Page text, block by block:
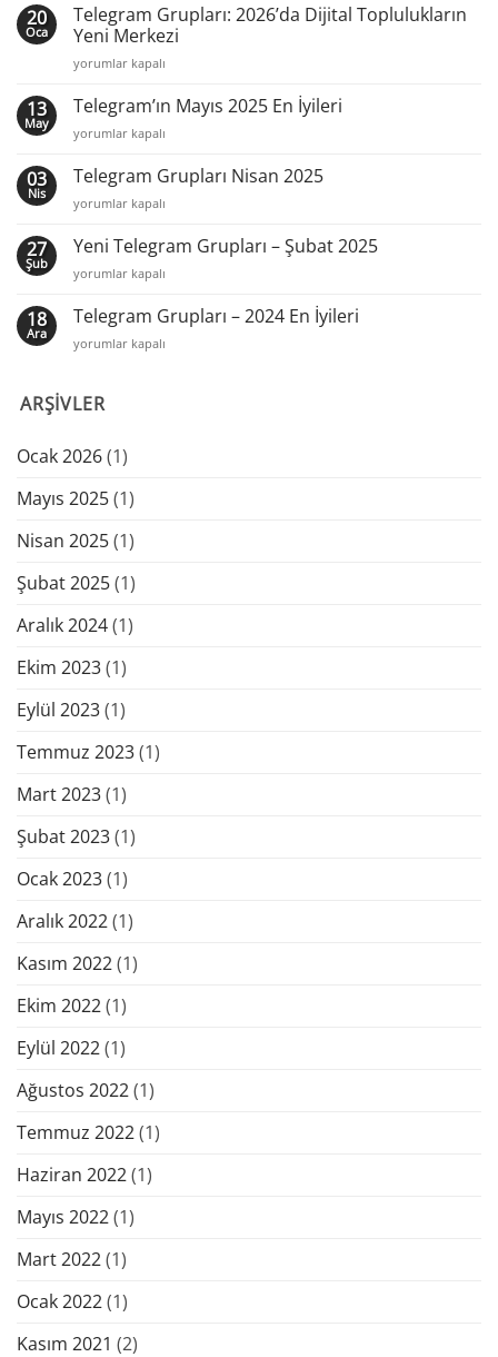
20
Oca
Telegram Grupları: 2026’da Dijital Toplulukların
Yeni Merkezi
Telegram
2026’da
Toplulukların
Merkezi
yorumlar kapalı
13
May
Telegram’ın Mayıs 2025 En İyileri
Telegram’ın
2025
İyileri
yorumlar kapalı
03
Nis
Telegram Grupları Nisan 2025
Telegram
Nisan
için
yorumlar kapalı
27
Şub
Yeni Telegram Grupları – Şubat 2025
Yeni
Grupları
Şubat
yorumlar kapalı
18
Ara
Telegram Grupları – 2024 En İyileri
Telegram
2024
için
yorumlar kapalı
ARŞIVLER
Ocak 2026(1)
Mayıs 2025(1)
Nisan 2025(1)
Şubat 2025(1)
Aralık 2024(1)
Ekim 2023(1)
Eylül 2023(1)
Temmuz 2023(1)
Mart 2023(1)
Şubat 2023(1)
Ocak 2023(1)
Aralık 2022(1)
Kasım 2022(1)
Ekim 2022(1)
Eylül 2022(1)
Ağustos 2022(1)
Temmuz 2022(1)
Haziran 2022(1)
Mayıs 2022(1)
Mart 2022(1)
Ocak 2022(1)
Kasım 2021 (2)